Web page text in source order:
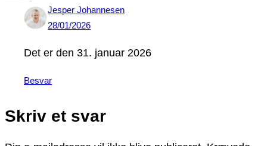
Jesper Johannesen
28/01/2026
Det er den 31. januar 2026
Besvar
Skriv et svar